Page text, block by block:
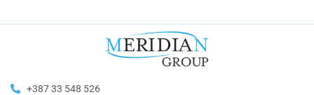
+387 33 548 526